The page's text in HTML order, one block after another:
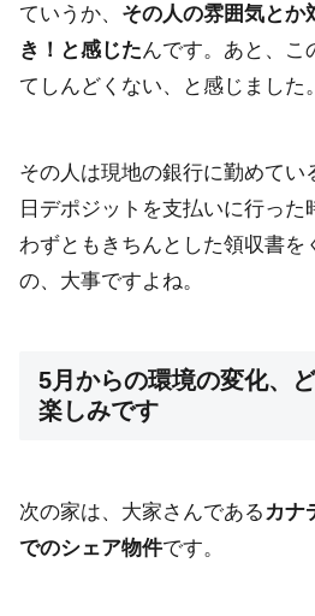
ていうか、 その人の雰囲気とか
き！と感じたんです。あと、こ
てしんどくない、と感じました。
その人は現地の銀行に勤めてい
日デポジットを支払いに行っ
わずともきちんとした領収書を
の、大事ですよね。
5月からの環境の変化、
楽しみです
次の家は、大家さんである カナ
でのシェア物件です。